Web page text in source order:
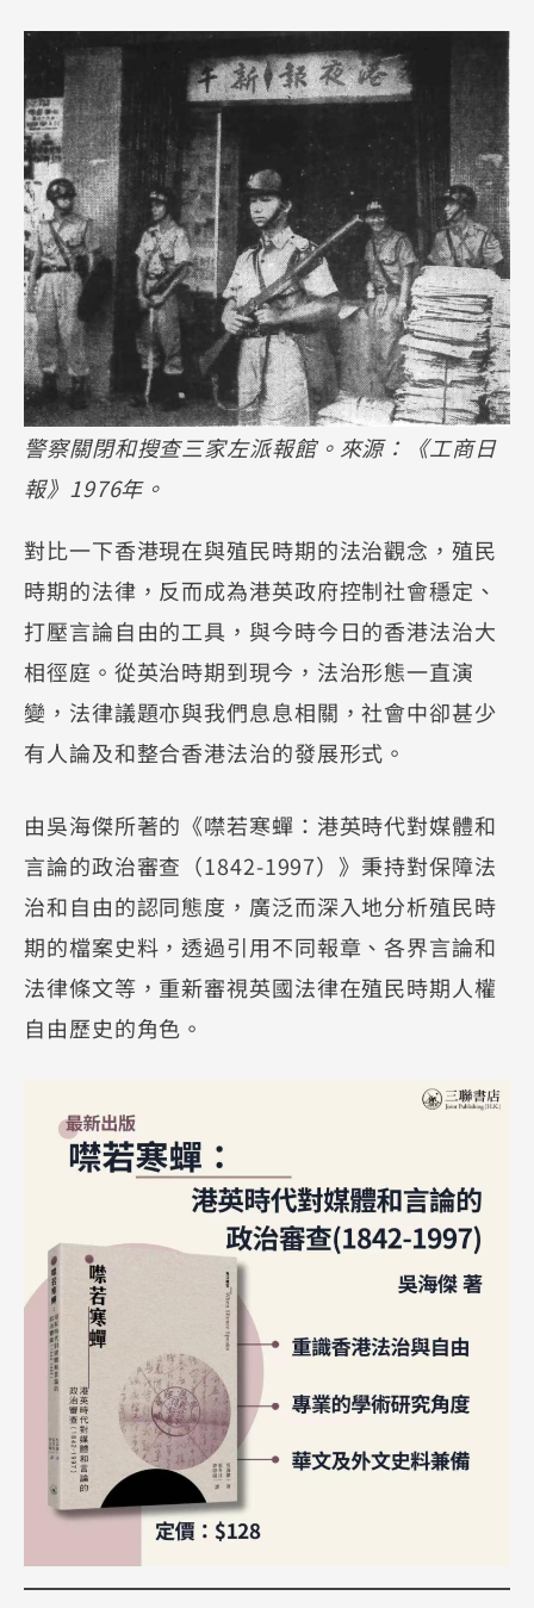
警察關閉和搜查三家左派報館。來源：《工商日
報》1976年。
對比一下香港現在與殖民時期的法治觀念，殖民
時期的法律，反而成為港英政府控制社會穩定、
打壓言論自由的工具，與今時今日的香港法治大
相徑庭。從英治時期到現今，法治形態一直演
變，法律議題亦與我們息息相關，社會中卻甚少
有人論及和整合香港法治的發展形式。
由吳海傑所著的《噤若寒蟬：港英時代對媒體和
言論的政治審查（1842-1997）》秉持對保障法
治和自由的認同態度，廣泛而深入地分析殖民時
期的檔案史料，透過引用不同報章、各界言論和
法律條文等，重新審視英國法律在殖民時期人權
自由歷史的角色。